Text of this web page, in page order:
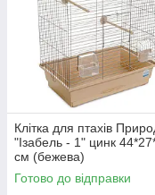
Клітка для птахів
"Ізабель - 1" цинк
см (бежева)
Готово до відправки